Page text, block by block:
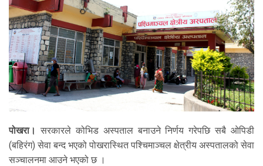
पोखरा। सरकारले कोभिड अस्पताल बनाउने निर्णय गरेपछि सबै ओपिडी
(बहिरंग) सेवा बन्द भएको पोखरास्थित पश्चिमाञ्चल क्षेत्रीय अस्पतालको सेवा
सञ्चालनमा आउने भएको छ ।